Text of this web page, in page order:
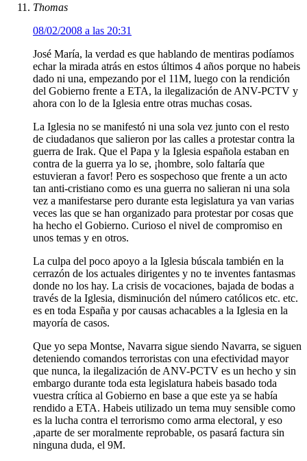
Thomas
08/02/2008 a las 20:31
José María, la verdad es que hablando de mentiras podíamos
echar la mirada atrás en estos últimos 4 años porque no habeis
dado ni una, empezando por el 11M, luego con la rendición
del Gobierno frente a ETA, la ilegalización de ANV-PCTV y
ahora con lo de la Iglesia entre otras muchas cosas.
La Iglesia no se manifestó ni una sola vez junto con el resto
de ciudadanos que salieron por las calles a protestar contra la
guerra de Irak. Que el Papa y la Iglesia española estaban en
contra de la guerra ya lo se, ¡hombre, solo faltaría que
estuvieran a favor! Pero es sospechoso que frente a un acto
tan anti-cristiano como es una guerra no salieran ni una sola
vez a manifestarse pero durante esta legislatura ya van varias
veces las que se han organizado para protestar por cosas que
ha hecho el Gobierno. Curioso el nivel de compromiso en
unos temas y en otros.
La culpa del poco apoyo a la Iglesia búscala también en la
cerrazón de los actuales dirigentes y no te inventes fantasmas
donde no los hay. La crisis de vocaciones, bajada de bodas a
través de la Iglesia, disminución del número católicos etc. etc.
es en toda España y por causas achacables a la Iglesia en la
mayoría de casos.
Que yo sepa Montse, Navarra sigue siendo Navarra, se siguen
deteniendo comandos terroristas con una efectividad mayor
que nunca, la ilegalización de ANV-PCTV es un hecho y sin
embargo durante toda esta legislatura habeis basado toda
vuestra crítica al Gobierno en base a que este ya se había
rendido a ETA. Habeis utilizado un tema muy sensible como
es la lucha contra el terrorismo como arma electoral, y eso
,aparte de ser moralmente reprobable, os pasará factura sin
ninguna duda, el 9M.